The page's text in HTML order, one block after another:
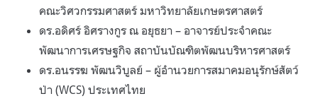
คณะวิศวกรรมศาสตร์ มหาวิทยาลัยเกษตรศาสตร์
ดร.อดิศร์ อิศรางกูร ณ อยุธยา – อาจารย์ประจำคณะ
พัฒนาการเศรษฐกิจ สถาบันบัณฑิตพัฒนบริหารศาสตร์
ดร.อนรรฆ พัฒนวิบูลย์ – ผู้อำนวยการสมาคมอนุรักษ์สัตว์
ป่า (WCS) ประเทศไทย